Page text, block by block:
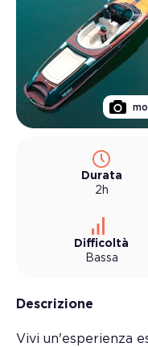
Durata
2h
Difficoltà
Bassa
Descrizione
Vivi un'esperienza